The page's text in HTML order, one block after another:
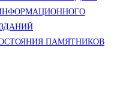
ПАМЯТНИКОВ